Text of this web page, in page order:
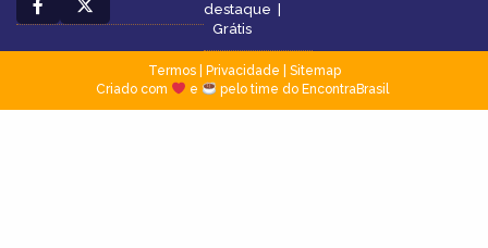
destaque
Grátis
Termos| Privacidade
Sitemap
Criado com
e pelo time do EncontraBrasil